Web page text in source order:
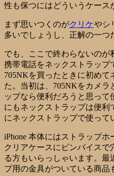
性も保つにはどういうケース
まず思いつくのがクリケやシ
多いでしょうし、正解の一つ
でも、ここで終わらないのが
携帯電話をネックストラップ
705NKを買ったときに初めて
た。当初は、705NKをカメラ
ップなら便利だろうと思っ
にもネックストラップは便利
にネックストラップで使って
iPhone 本体にはストラップホ
クリアケースにピンバイスで
る方もいらっしゃいます。最
プ用の金具がついている商品